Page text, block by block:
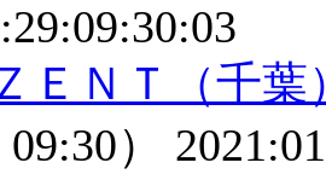
ＥＮＴ（千
09:30）